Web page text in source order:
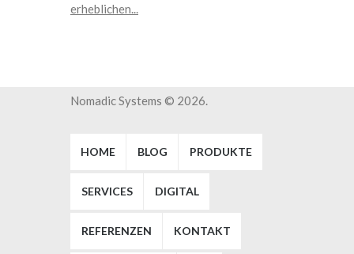
erheblichen...
Nomadic Systems © 2026.
HOME BLOG PRODUKTE
SERVICES DIGITAL
REFERENZEN KONTAKT